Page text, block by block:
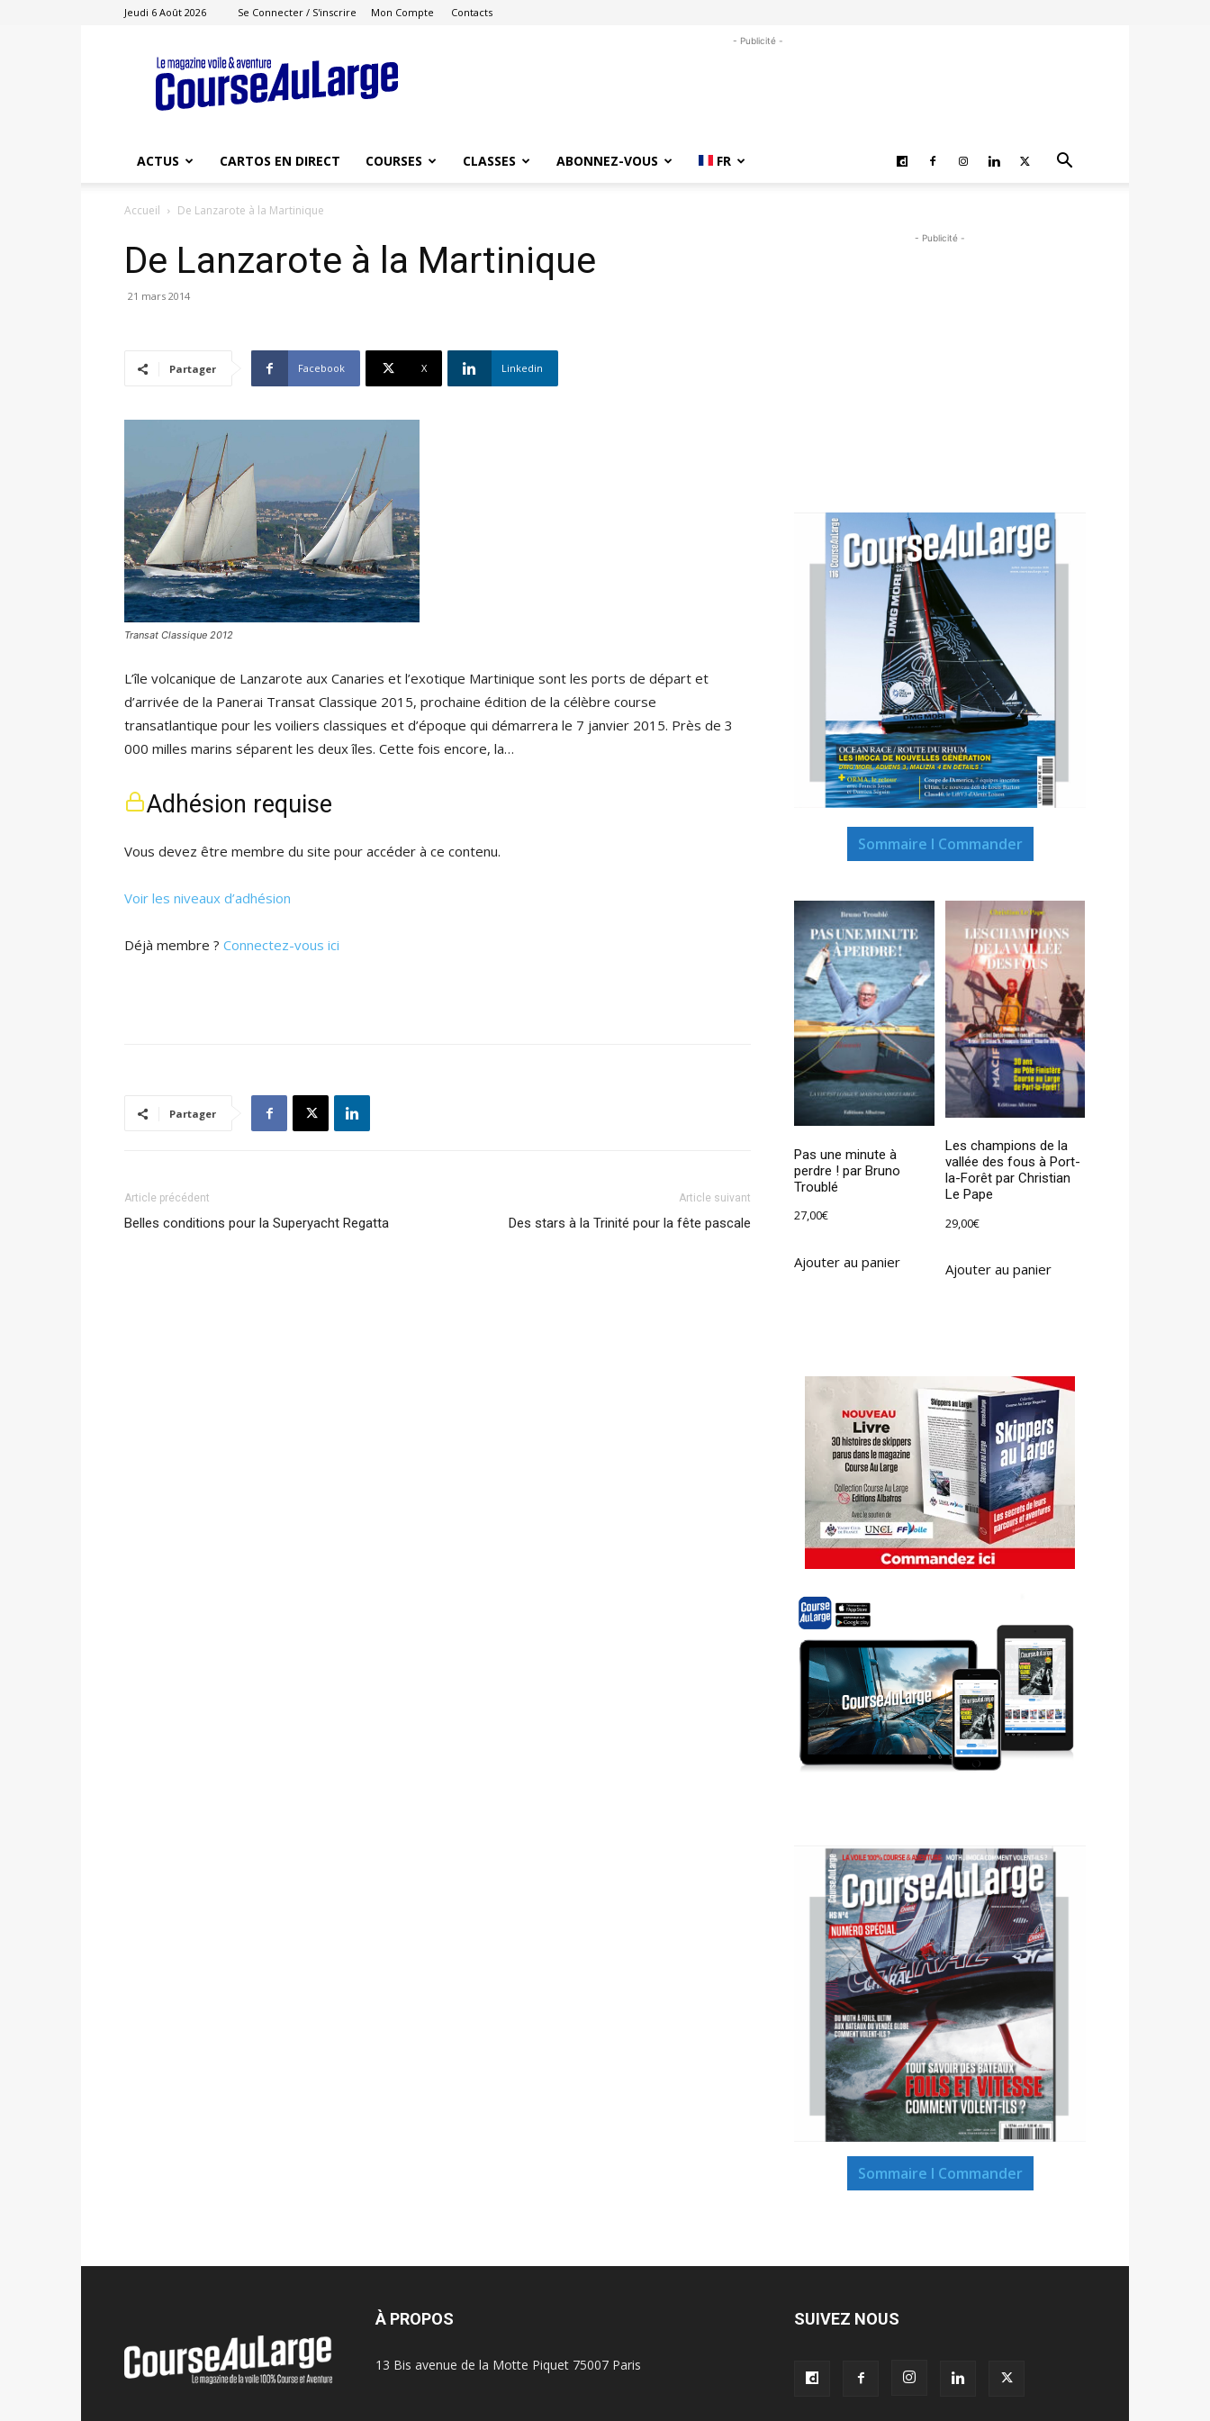
Jeudi 6 Août 2026 Se Connecter / S'inscrire Mon Compte Contacts
Course
au
Large
- Publicité -
ACTUS CARTOS EN DIRECT COURSES CLASSES ABONNEZ-VOUS FR
Accueil De Lanzarote à la Martinique
De Lanzarote à la Martinique
21 mars 2014
Partager Facebook X Linkedin
Transat Classique 2012
L’île volcanique de Lanzarote aux Canaries et l’exotique Martinique sont les ports de départ et
d’arrivée de la Panerai Transat Classique 2015, prochaine édition de la célèbre course
transatlantique pour les voiliers classiques et d’époque qui démarrera le 7 janvier 2015. Près de 3
000 milles marins séparent les deux îles. Cette fois encore, la…
Adhésion requise
Vous devez être membre du site pour accéder à ce contenu.
Voir les niveaux d’adhésion
Déjà membre ? Connectez-vous ici
Partager
Article précédent
Belles conditions pour la Superyacht Regatta
Article suivant
Des stars à la Trinité pour la fête pascale
- Publicité -
Sommaire I Commander
Pas une minute à
perdre ! par Bruno
Troublé
27,00€
Ajouter au panier
Les champions de la
vallée des fous à Port-
la-Forêt par Christian
Le Pape
29,00€
Ajouter au panier
Sommaire I Commander
À PROPOS
13 Bis avenue de la Motte Piquet 75007 Paris
SUIVEZ NOUS